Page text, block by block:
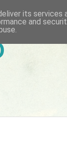
its services
and